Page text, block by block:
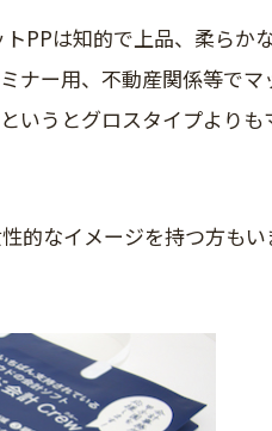
PPは知的で上品、柔らかな
ナー用、不動産関係等でマ
いうとグロスタイプよりも
的なイメージを持つ方もい